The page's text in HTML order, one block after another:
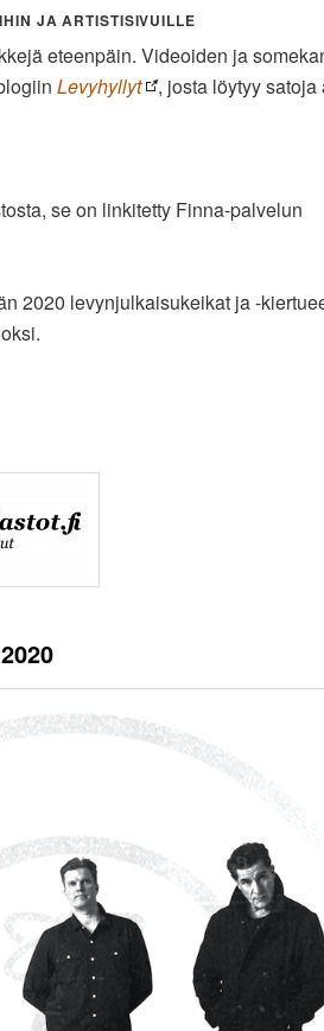
JA ARTISTISIVUILLE
eteenpäin. Videoiden ja
Levyhyllyt
, josta löytyy
se on linkitetty Finna-palvelun
2020 levynjulkaisukeikat ja -